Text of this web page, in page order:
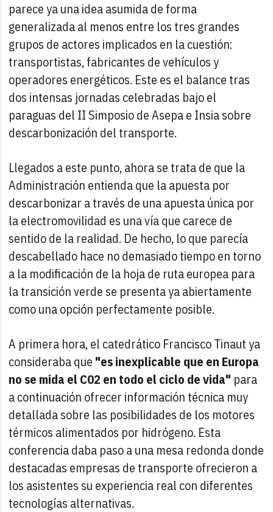
parece ya una idea asumida de forma
generalizada al menos entre los tres grandes
grupos de actores implicados en la cuestión:
transportistas, fabricantes de vehículos y
operadores energéticos. Este es el balance tras
dos intensas jornadas celebradas bajo el
paraguas del II Simposio de Asepa e Insia sobre
descarbonización del transporte.
Llegados a este punto, ahora se trata de que la
Administración entienda que la apuesta por
descarbonizar a través de una apuesta única por
la electromovilidad es una vía que carece de
sentido de la realidad. De hecho, lo que parecía
descabellado hace no demasiado tiempo en torno
a la modificación de la hoja de ruta europea para
la transición verde se presenta ya abiertamente
como una opción perfectamente posible.
A primera hora, el catedrático Francisco Tinaut ya
consideraba que "es inexplicable que en Europa
no se mida el C02 en todo el ciclo de vida" para
a continuación ofrecer información técnica muy
detallada sobre las posibilidades de los motores
térmicos alimentados por hidrógeno. Esta
conferencia daba paso a una mesa redonda donde
destacadas empresas de transporte ofrecieron a
los asistentes su experiencia real con diferentes
tecnologías alternativas.